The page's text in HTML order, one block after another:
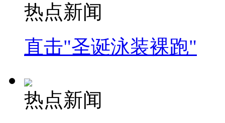
热点新闻
直击"圣诞泳装裸跑"
热点新闻